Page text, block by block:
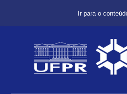
Ir para o